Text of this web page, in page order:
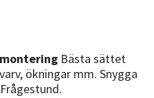
Bästa sättet
ökningar mm. Snygga